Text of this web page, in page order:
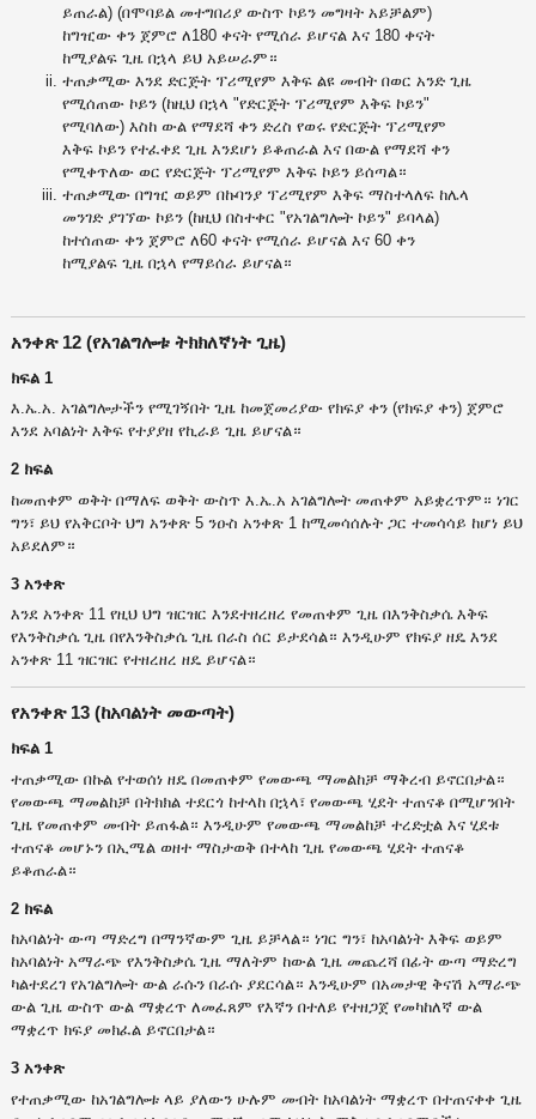
ይጠራል) (በሞባይል መተግበሪያ ውስጥ ኮይን መግዛት አይቻልም)
ከግዢው ቀን ጀምሮ ለ180 ቀናት የሚሰራ ይሆናል እና 180 ቀናት
ከሚያልፍ ጊዜ በኋላ ይህ አይሠራም።
ተጠቃሚው እንደ ድርጅት ፕሪሚየም እቅፍ ልዩ መብት በወር አንድ ጊዜ
የሚሰጠው ኮይን (ከዚህ በኋላ "የድርጅት ፕሪሚየም እቅፍ ኮይን"
የሚባለው) እስከ ውል የማደሻ ቀን ድረስ የወሩ የድርጅት ፕሪሚየም
እቅፍ ኮይን የተፈቀደ ጊዜ እንደሆነ ይቆጠራል እና በውል የማደሻ ቀን
የሚቀጥለው ወር የድርጅት ፕሪሚየም እቅፍ ኮይን ይሰጣል።
ተጠቃሚው በግዢ ወይም በኩባንያ ፕሪሚየም እቅፍ ማስተላለፍ ከሌላ
መንገድ ያገኘው ኮይን (ከዚህ በስተቀር "የአገልግሎት ኮይን" ይባላል)
ከተሰጠው ቀን ጀምሮ ለ60 ቀናት የሚሰራ ይሆናል እና 60 ቀን
ከሚያልፍ ጊዜ በኋላ የማይሰራ ይሆናል።
አንቀጽ 12 (የአገልግሎቱ ትክክለኛነት ጊዜ)
ክፍል 1
እ.ኤ.አ. አገልግሎታችን የሚገኝበት ጊዜ ከመጀመሪያው የክፍያ ቀን (የክፍያ ቀን) ጀምሮ
እንደ አባልነት እቅፍ የተያያዘ የኪራይ ጊዜ ይሆናል።
2 ክፍል
ከመጠቀም ወቅት በማለፍ ወቅት ውስጥ እ.ኤ.አ አገልግሎት መጠቀም አይቋረጥም። ነገር
ግን፣ ይህ የአቅርቦት ህግ አንቀጽ 5 ንዑስ አንቀጽ 1 ከሚመሳሰሉት ጋር ተመሳሳይ ከሆነ ይህ
አይደለም።
3 አንቀጽ
እንደ አንቀጽ 11 የዚህ ህግ ዝርዝር እንደተዘረዘረ የመጠቀም ጊዜ በእንቅስቃሴ እቅፍ
የእንቅስቃሴ ጊዜ በየእንቅስቃሴ ጊዜ በራስ ሰር ይታደሳል። እንዲሁም የክፍያ ዘዴ እንደ
አንቀጽ 11 ዝርዝር የተዘረዘረ ዘዴ ይሆናል።
የአንቀጽ 13 (ከአባልነት መውጣት)
ክፍል 1
ተጠቃሚው በኩል የተወሰነ ዘዴ በመጠቀም የመውጫ ማመልከቻ ማቅረብ ይኖርበታል።
የመውጫ ማመልከቻ በትክክል ተደርጎ ከተላከ በኋላ፣ የመውጫ ሂደት ተጠናቆ በሚሆንበት
ጊዜ የመጠቀም መብት ይጠፋል። እንዲሁም የመውጫ ማመልከቻ ተረድቷል እና ሂደቱ
ተጠናቆ መሆኑን በኢሜል ወዘተ ማስታወቅ በተላከ ጊዜ የመውጫ ሂደት ተጠናቆ
ይቆጠራል።
2 ክፍል
ከአባልነት ውጣ ማድረግ በማንኛውም ጊዜ ይቻላል። ነገር ግን፣ ከአባልነት እቅፍ ወይም
ከአባልነት አማራጭ የእንቅስቃሴ ጊዜ ማለትም ከውል ጊዜ መጨረሻ በፊት ውጣ ማድረግ
ካልተደረገ የአገልግሎት ውል ራሱን በራሱ ያደርሳል። እንዲሁም በአመታዊ ቅናሽ አማራጭ
ውል ጊዜ ውስጥ ውል ማቋረጥ ለመፈጸም የእኛን በተለይ የተዘጋጀ የመካከለኛ ውል
ማቋረጥ ክፍያ መክፈል ይኖርበታል።
3 አንቀጽ
የተጠቃሚው ከአገልግሎቱ ላይ ያለውን ሁሉም መብት ከአባልነት ማቋረጥ በተጠናቀቀ ጊዜ